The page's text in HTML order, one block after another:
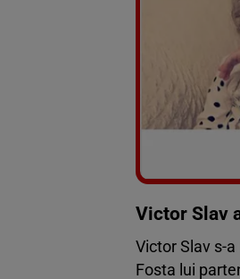
Victor Slav
Victor Slav s-
Fosta lui